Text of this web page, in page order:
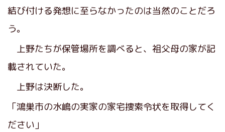
結び付ける発想に至らなかったのは当然のことだろ
う。
上野たちが保管場所を調べると、祖父母の家が記
載されていた。
上野は決断した。
「鴻巣市の水嶋の実家の家宅捜索令状を取得してく
ださい」